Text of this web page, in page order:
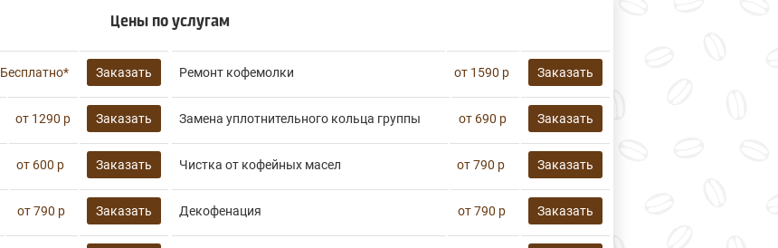
Цены по услугам
Бесплатно* Заказать Ремонт кофемолки от 1590 р Заказать
от 1290 р Заказать Замена уплотнительного кольца группы от 690 р Заказать
от 600 р Заказать Чистка от кофейных масел от 790 р Заказать
от 790 р Заказать Декофенация от 790 р Заказать